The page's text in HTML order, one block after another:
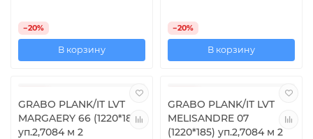
−20%
В корзину
−20%
В корзину
GRABO PLANK/IT LVT
MARGAERY 66 (1220*185)
уп.2,7084 м 2
GRABO PLANK/IT LVT
MELISANDRE 07
(1220*185) уп.2,7084 м 2